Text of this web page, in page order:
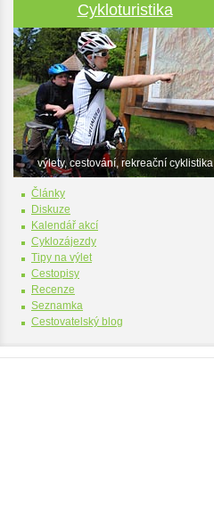
Cykloturistika
výlety, cestování, rekreační cyklistika
Články
Diskuze
Kalendář akcí
Cyklozájezdy
Tipy na výlet
Cestopisy
Recenze
Seznamka
Cestovatelský blog